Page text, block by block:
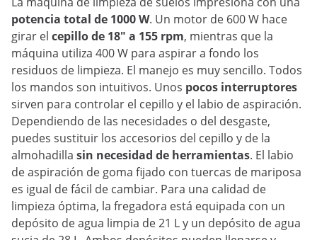
potencia total de 1000 W. Un motor de 600 W hace
girar el cepillo de 18" a 155 rpm, mientras que la
máquina utiliza 400 W para aspirar a fondo los
residuos de limpieza. El manejo es muy sencillo. Todos
los mandos son intuitivos. Unos pocos interruptores
sirven para controlar el cepillo y el labio de aspiración.
Dependiendo de las necesidades o del desgaste,
puedes sustituir los accesorios del cepillo y de la
almohadilla sin necesidad de herramientas. El labio
de aspiración de goma fijado con tuercas de mariposa
es igual de fácil de cambiar. Para una calidad de
limpieza óptima, la fregadora está equipada con un
depósito de agua limpia de 21 L y un depósito de agua